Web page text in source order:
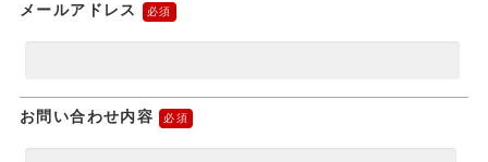
メールアドレス
お問い合わせ内容